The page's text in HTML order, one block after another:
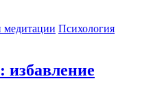
медитации Психология